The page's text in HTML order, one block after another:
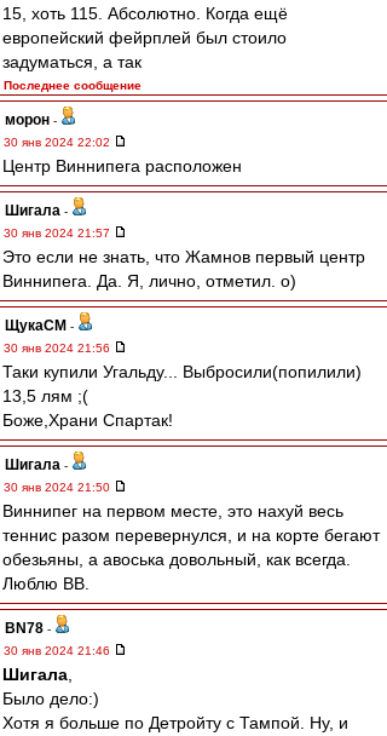
15, хоть 115. Абсолютно. Когда ещё
европейский фейрплей был стоило
задуматься, а так
Последнее сообщение
морон -
30 янв 2024 22:02
Центр Виннипега расположен
Шигала -
30 янв 2024 21:57
Это если не знать, что Жамнов первый центр
Виннипега. Да. Я, лично, отметил. о)
ЩукаСМ -
30 янв 2024 21:56
Таки купили Угальду... Выбросили(попилили)
13,5 лям ;(
Боже,Храни Спартак!
Шигала -
30 янв 2024 21:50
Виннипег на первом месте, это нахуй весь
теннис разом перевернулся, и на корте бегают
обезьяны, а авоська довольный, как всегда.
Люблю ВВ.
BN78 -
30 янв 2024 21:46
Шигала
Было дело:)
Хотя я больше по Детройту с Тампой. Ну, и